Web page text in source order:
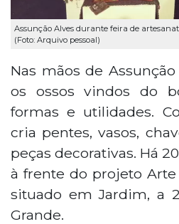
Assunção Alves durante feira de
(Foto: Arquivo pessoal)
Nas mãos de
os ossos vindos do
formas e utilidades.
cria pentes, vasos,
peças decorativas. Há
à frente do projeto
situado em Jardim, a
Grande.